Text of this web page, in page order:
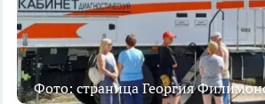
Фото: страница Георгия